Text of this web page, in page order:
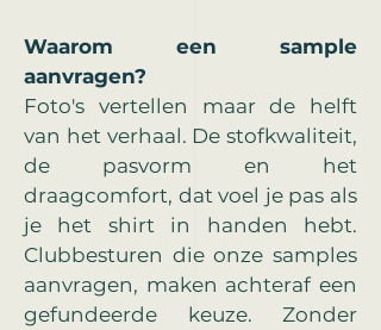
Waarom een sample
aanvragen?
Foto's vertellen maar de helft
van het verhaal. De stofkwaliteit,
de pasvorm en het
draagcomfort, dat voel je pas als
je het shirt in handen hebt.
Clubbesturen die onze samples
aanvragen, maken achteraf een
gefundeerde keuze. Zonder